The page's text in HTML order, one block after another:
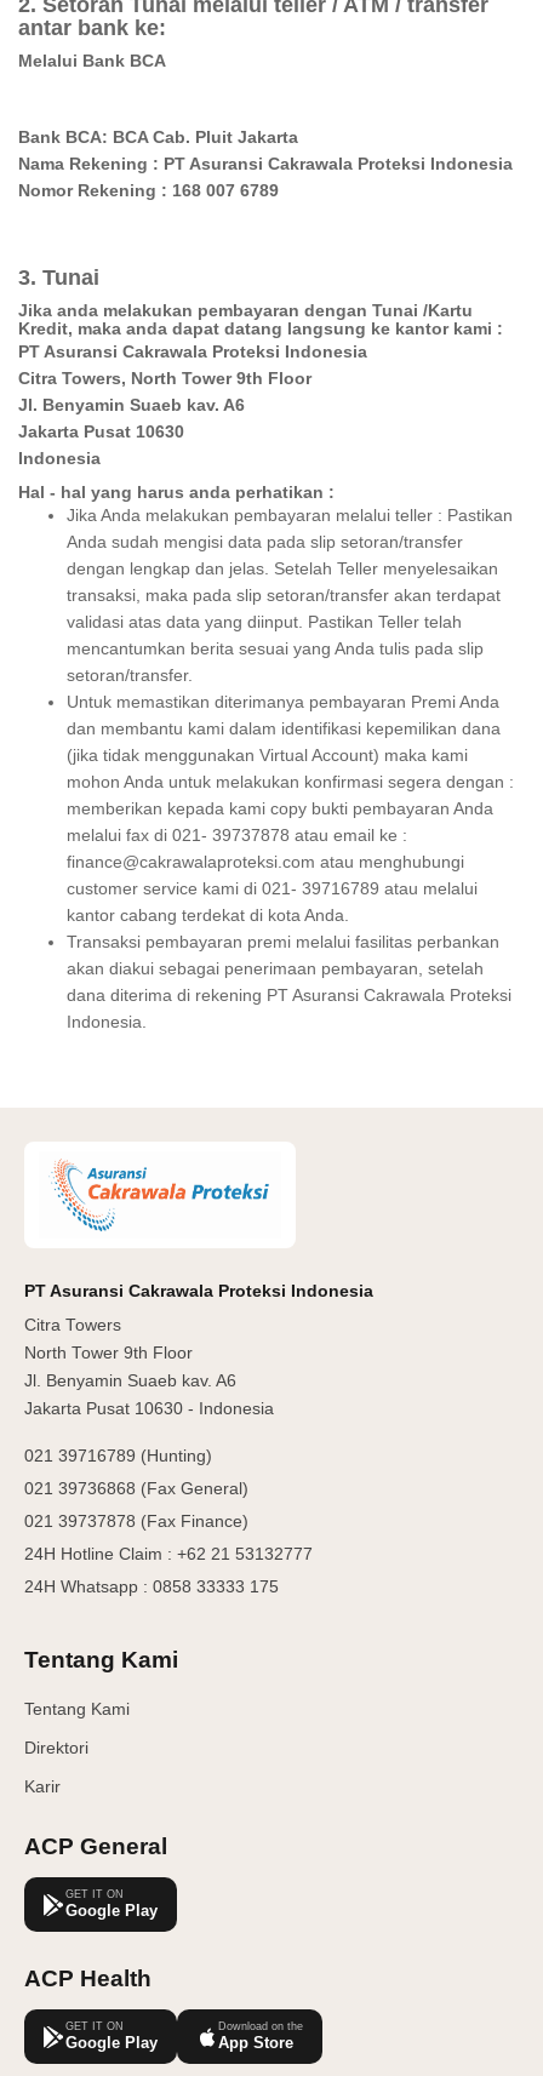
2. Setoran Tunai melalui teller / ATM / transfer
antar bank ke:
Melalui Bank BCA
Bank BCA: BCA Cab. Pluit Jakarta
Nama Rekening : PT Asuransi Cakrawala Proteksi Indonesia
3. Tunai
Jika anda melakukan pembayaran dengan Tunai /Kartu
Kredit, maka anda dapat datang langsung ke kantor kami :
PT Asuransi Cakrawala Proteksi Indonesia
Citra Towers, North Tower 9th Floor
Jl. Benyamin Suaeb kav. A6
Jakarta Pusat 10630
Indonesia
Hal - hal yang harus anda perhatikan :
Jika Anda melakukan pembayaran melalui teller : Pastikan
Anda sudah mengisi data pada slip setoran/transfer
dengan lengkap dan jelas. Setelah Teller menyelesaikan
transaksi, maka pada slip setoran/transfer akan terdapat
validasi atas data yang diinput. Pastikan Teller telah
mencantumkan berita sesuai yang Anda tulis pada slip
setoran/transfer.
Untuk memastikan diterimanya pembayaran Premi Anda
dan membantu kami dalam identifikasi kepemilikan dana
(jika tidak menggunakan Virtual Account) maka kami
mohon Anda untuk melakukan konfirmasi segera dengan :
memberikan kepada kami copy bukti pembayaran Anda
melalui fax di 021- 39737878 atau email ke :
finance@cakrawalaproteksi.com atau menghubungi
customer service kami di 021- 39716789 atau melalui
kantor cabang terdekat di kota Anda.
Transaksi pembayaran premi melalui fasilitas perbankan
akan diakui sebagai penerimaan pembayaran, setelah
dana diterima di rekening PT Asuransi Cakrawala Proteksi
Indonesia.
PT Asuransi Cakrawala Proteksi Indonesia
Citra Towers
North Tower 9th Floor
Jl. Benyamin Suaeb kav. A6
Jakarta Pusat 10630 - Indonesia
021 39716789 (Hunting)
021 39736868 (Fax General)
021 39737878 (Fax Finance)
24H Hotline Claim : +62 21 53132777
24H Whatsapp : 0858 33333 175
Tentang Kami
Tentang Kami
Direktori
Karir
ACP General
GET IT ON
Google Play
ACP Health
GET IT ON
Google Play
Download on the
App Store